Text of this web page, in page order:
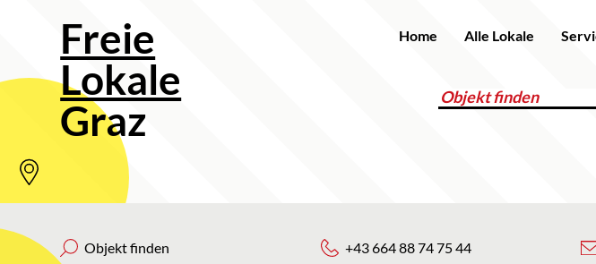
Freie
Lokale
Graz
Home Alle Lokale
Objekt finden +43 664 88 74 75 44